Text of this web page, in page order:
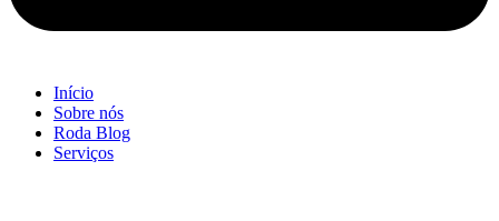
Início
Sobre nós
Roda Blog
Serviços